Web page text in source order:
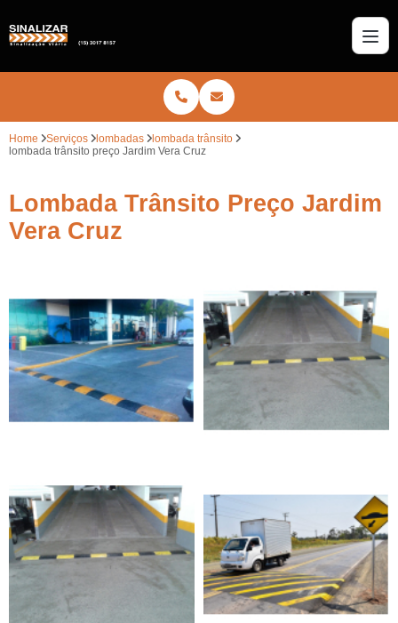
Home Serviços lombadas
lombada trânsito
lombada trânsito preço Jardim Vera Cruz
Lombada Trânsito Preço Jardim
Vera Cruz